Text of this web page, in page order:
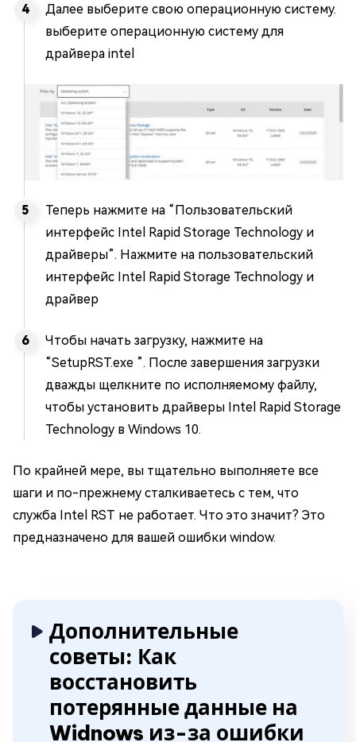
Далее выберите свою операционную систему.
выберите операционную систему для
драйвера intel
Теперь нажмите на “Пользовательский
интерфейс Intel Rapid Storage Technology и
драйверы”. Нажмите на пользовательский
интерфейс Intel Rapid Storage Technology и
драйвер
Чтобы начать загрузку, нажмите на
“SetupRST.exe ”. После завершения загрузки
дважды щелкните по исполняемому файлу,
чтобы установить драйверы Intel Rapid Storage
Technology в Windows 10.
По крайней мере, вы тщательно выполняете все
шаги и по-прежнему сталкиваетесь с тем, что
служба Intel RST не работает. Что это значит? Это
предназначено для вашей ошибки window.
Дополнительные
советы: Как
восстановить
потерянные данные на
Widnows из-за ошибки